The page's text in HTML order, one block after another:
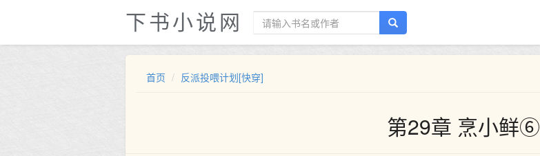
下书小说网
首页 反派投喂计划[快穿]
第29章 烹小鲜⑥